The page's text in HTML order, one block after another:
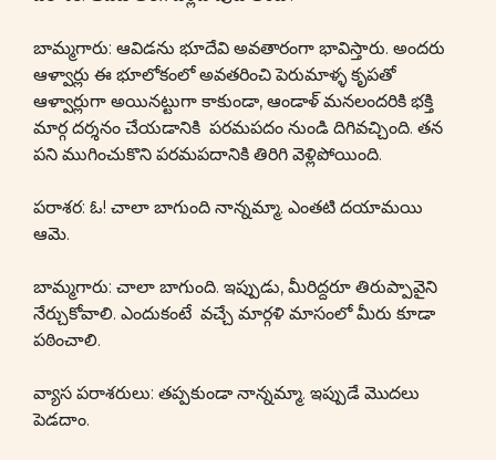
బామ్మగారు: ఆవిడను భూదేవి అవతారంగా భావిస్తారు. అందరు
ఆళ్వార్లు ఈ భూలోకంలో అవతరించి పెరుమాళ్ళ కృపతో
ఆళ్వార్లుగా అయినట్టుగా కాకుండా, ఆండాళ్ మనలందరికి భక్తి
మార్గ దర్శనం చేయడానికి పరమపదం నుండి దిగివచ్చింది. తన
పని ముగించుకొని పరమపదానికి తిరిగి వెళ్లిపోయింది.
పరాశర: ఓ! చాలా బాగుంది నాన్నమ్మా. ఎంతటి దయామయి
ఆమె.
బామ్మగారు: చాలా బాగుంది. ఇప్పుడు, మీరిద్దరూ తిరుప్పావైని
నేర్చుకోవాలి. ఎందుకంటే వచ్చే మార్గళి మాసంలో మీరు కూడా
పఠించాలి.
వ్యాస పరాశరులు: తప్పకుండా నాన్నమ్మా. ఇప్పుడే మొదలు
పెడదాం.